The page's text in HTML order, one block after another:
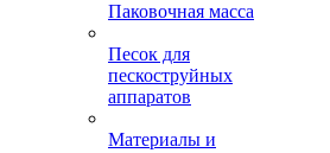
Паковочная масса
Песок для
пескоструйных
аппаратов
Материалы и